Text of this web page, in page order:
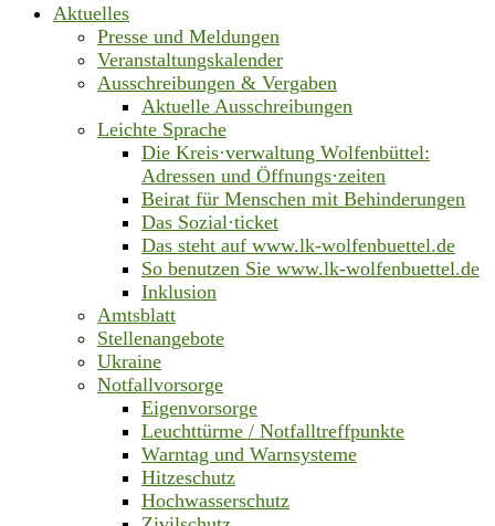
Aktuelles
Presse und Meldungen
Veranstaltungskalender
Ausschreibungen & Vergaben
Aktuelle Ausschreibungen
Leichte Sprache
Die Kreis·verwaltung Wolfenbüttel:
Adressen und Öffnungs·zeiten
Beirat für Menschen mit Behinderungen
Das Sozial·ticket
Das steht auf www.lk-wolfenbuettel.de
So benutzen Sie www.lk-wolfenbuettel.de
Inklusion
Amtsblatt
Stellenangebote
Ukraine
Notfallvorsorge
Eigenvorsorge
Leuchttürme / Notfalltreffpunkte
Warntag und Warnsysteme
Hitzeschutz
Hochwasserschutz